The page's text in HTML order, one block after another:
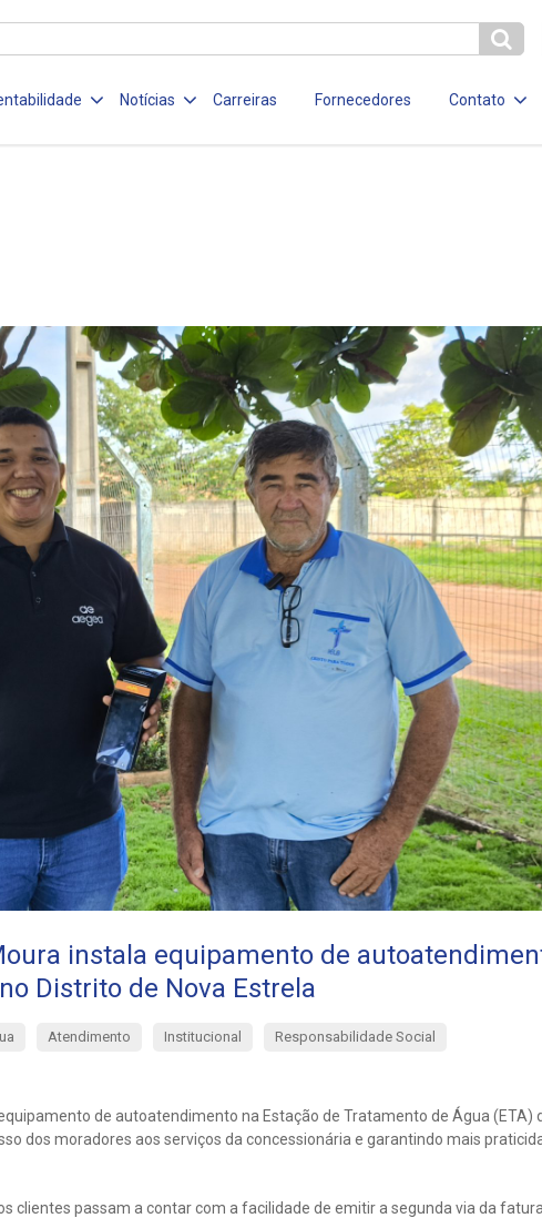
Notícias Carreiras Fornecedores Contato
instala equipamento de
no Distrito de Nova Estrela
Atendimento Institucional Responsabilidade Social
de autoatendimento na Estação de Tratamento de Água (ETA)
dos moradores aos serviços da concessionária e garantindo mais
clientes passam a contar com a facilidade de emitir a segunda via da